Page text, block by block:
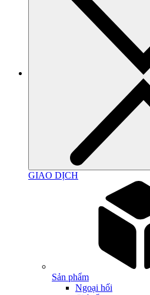
GIAO DỊCH
Sản phẩm
Ngoại hối